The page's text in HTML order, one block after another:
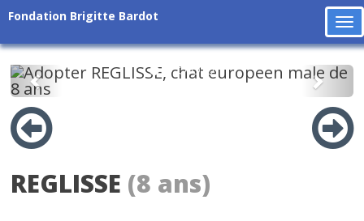
Fondation Brigitte Bardot
Précédent
REGLISSE (8 ans)